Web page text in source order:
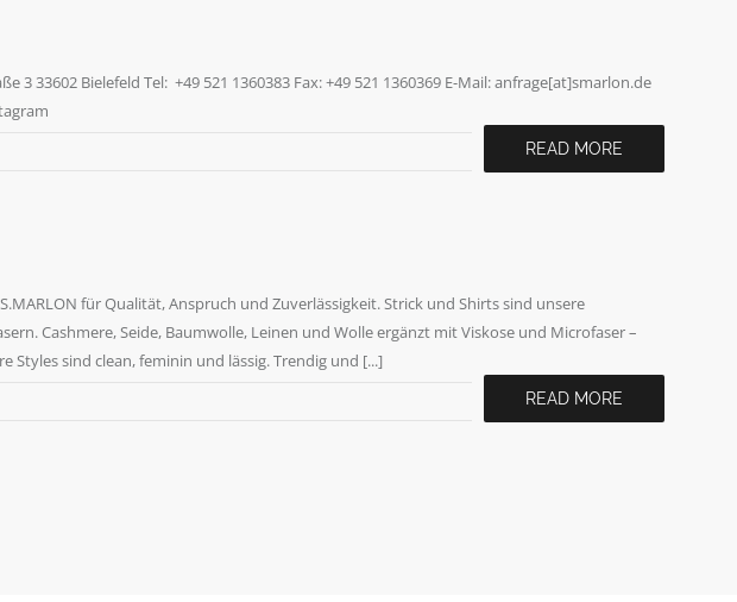
3 33602 Bielefeld Tel: +49 521 1360383 Fax: +49 521 1360369 E-Mail: anfrage[at]smarlon.de
READ MORE
für Qualität, Anspruch und Zuverlässigkeit. Strick und Shirts sind unsere
Cashmere, Seide, Baumwolle, Leinen und Wolle ergänzt mit Viskose und Microfaser –
Styles sind clean, feminin und lässig. Trendig und [...]
READ MORE